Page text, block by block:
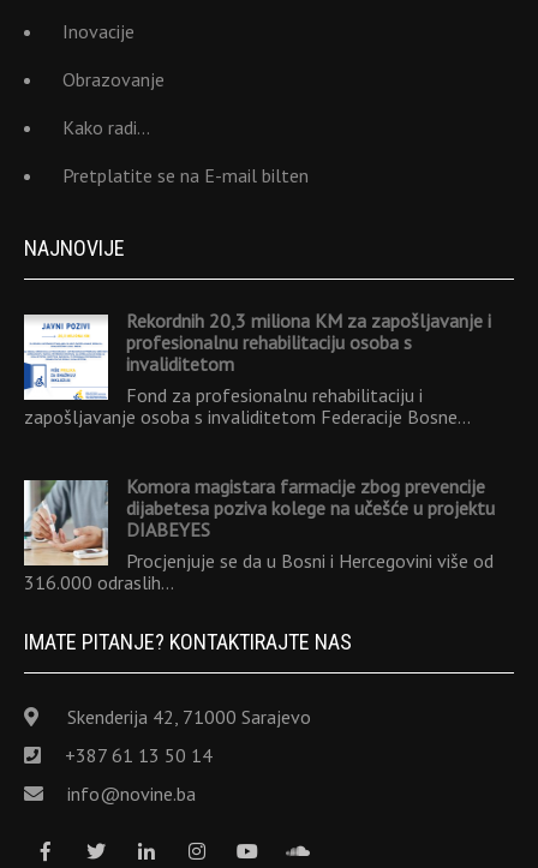
Inovacije
Obrazovanje
Kako radi…
Pretplatite se na E-mail bilten
NAJNOVIJE
Rekordnih 20,3 miliona KM za zapošljavanje i
profesionalnu rehabilitaciju osoba s
invaliditetom
Fond za profesionalnu rehabilitaciju i
zapošljavanje osoba s invaliditetom Federacije Bosne…
Komora magistara farmacije zbog prevencije
dijabetesa poziva kolege na učešće u projektu
DIABEYES
Procjenjuje se da u Bosni i Hercegovini više od
316.000 odraslih…
IMATE PITANJE? KONTAKTIRAJTE NAS
Skenderija 42, 71000 Sarajevo
+387 61 13 50 14
info@novine.ba